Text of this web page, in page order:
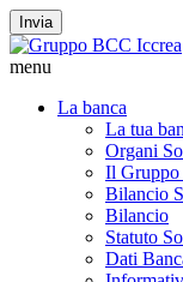
Invia
menu
La banca
La tua
Organi
Il Gruppo
Bilancio
Bilancio
Statuto
Dati